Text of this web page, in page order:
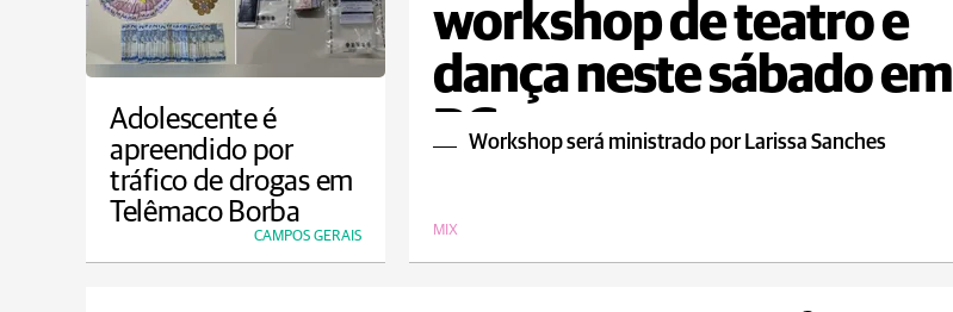
workshop de teatro e
dança neste sábado em
PGWorkshop será ministrado por Larissa Sanches
MIX
Adolescente é
apreendido por
tráfico de drogas em
Telêmaco Borba
CAMPOS GERAIS